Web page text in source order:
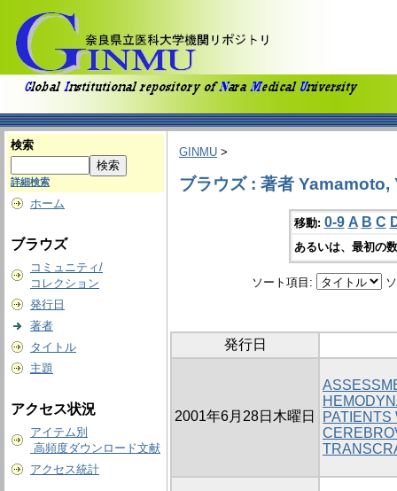
検索
詳細検索
ホーム
ブラウズ
コミュニティ/
コレクション
発行日
著者
タイトル
主題
アクセス状況
アイテム別
高頻度ダウンロード文献
アクセス統計
GINMU >
ブラウズ : 著者 Yamamoto,
移動: 0-9 A B C
あるいは、最初の
ソート項目:
発行日
2001年6月28日木曜日
PATIENTS